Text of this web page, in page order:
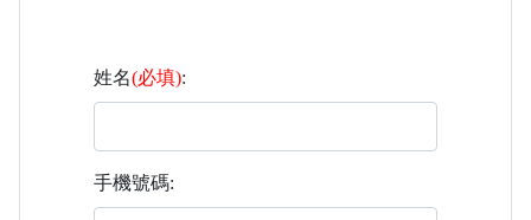
姓名(必填):
手機號碼: